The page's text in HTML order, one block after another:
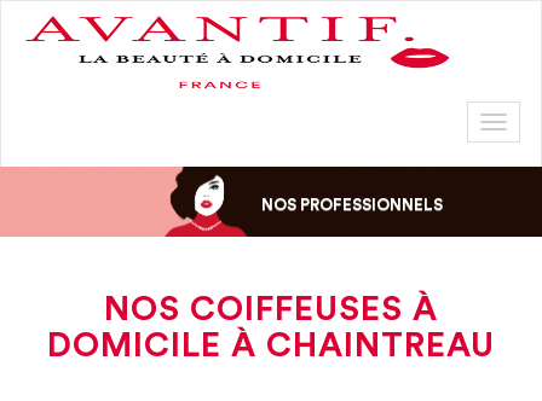
NOS PROFESSIONNELS
NOS COIFFEUSES À
DOMICILE À CHAINTREAU